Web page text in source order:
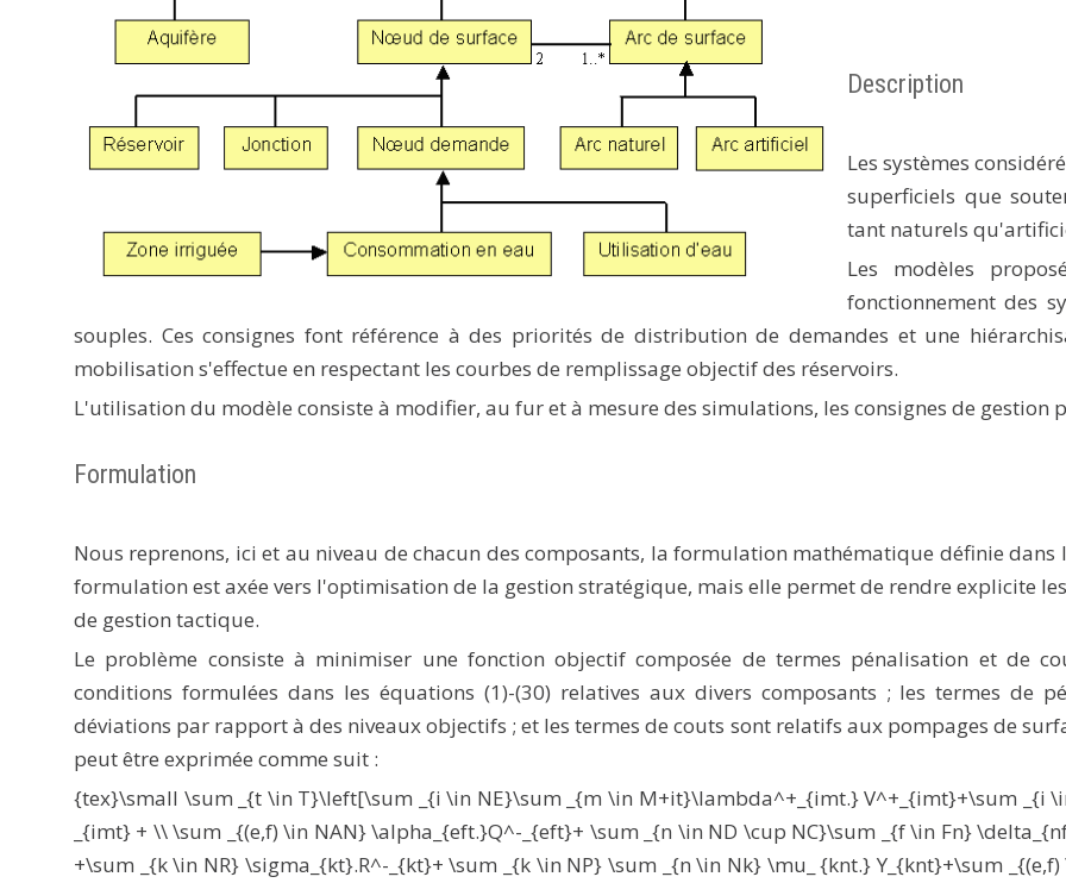
Description
Les systèmes
superficiels que
tant naturels
Les modèles
fonctionnement des
souples. Ces consignes font référence à des priorités de distribution de demandes et une
mobilisation s'effectue en respectant les courbes de remplissage objectif des réservoirs.
L'utilisation du modèle consiste à modifier, au fur et à mesure des simulations, les consignes de
Formulation
Nous reprenons, ici et au niveau de chacun des composants, la formulation mathématique définie
formulation est axée vers l'optimisation de la gestion stratégique, mais elle permet de rendre explicite
de gestion tactique.
Le problème consiste à minimiser une fonction objectif composée de termes pénalisation et de
conditions formulées dans les équations (1)-(30) relatives aux divers composants ; les termes de
déviations par rapport à des niveaux objectifs ; et les termes de couts sont relatifs aux pompages de
peut être exprimée comme suit :
{tex}\small \sum _{t \in T}\left[\sum _{i \in NE}\sum _{m \in M+it}\lambda^+_{imt.} V^+_{imt}+\sum _{i
_{imt} + \\ \sum _{(e,f) \in NAN} \alpha_{eft.}Q^-_{eft}+ \sum _{n \in ND \cup NC}\sum _{f \in Fn}
+\sum _{k \in NR} \sigma_{kt}.R^-_{kt}+ \sum _{k \in NP} \sum _{n \in Nk} \mu_ {knt.} Y_{knt}+\sum